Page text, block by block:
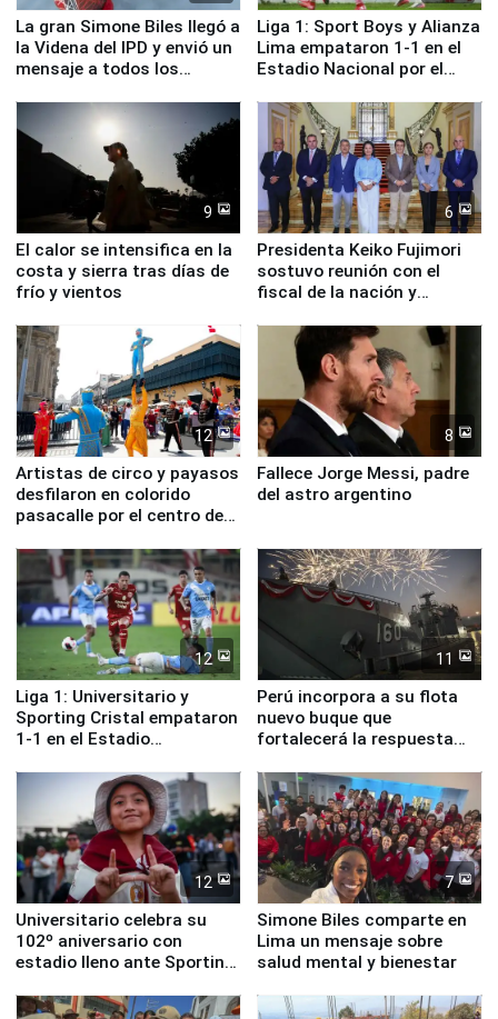
La gran Simone Biles llegó a
la Videna del IPD y envió un
mensaje a todos los
Liga 1: Sport Boys y Alianza
Lima empataron 1-1 en el
Estadio Nacional por el
9
El calor se intensifica en la
costa y sierra tras días de
frío y vientos
6
Presidenta Keiko Fujimori
sostuvo reunión con el
fiscal de la nación y
12
Artistas de circo y payasos
desfilaron en colorido
pasacalle por el centro de
8
Fallece Jorge Messi, padre
del astro argentino
12
Liga 1: Universitario y
Sporting Cristal empataron
1-1 en el Estadio
11
Perú incorpora a su flota
nuevo buque que
fortalecerá la respuesta
12
Universitario celebra su
102º aniversario con
estadio lleno ante Sporting
7
Simone Biles comparte en
Lima un mensaje sobre
salud mental y bienestar